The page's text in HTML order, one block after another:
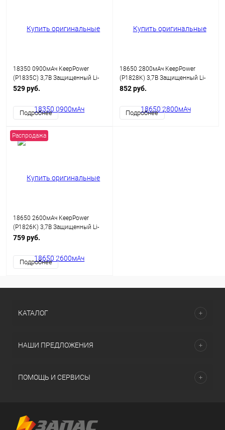
18350 0900мАч KeepPower
(P1835C) 3,7В Защищенный Li-
Ion аккумулятор
529 руб.
Подробнее
18650 2800мАч KeepPower
(P1828K) 3,7В Защищенный Li-
Ion аккумулятор
852 руб.
Подробнее
Распродажа
18650 2600мАч KeepPower
(P1826K) 3,7В Защищенный Li-
Ion аккумулятор
759 руб.
Подробнее
КАТАЛОГ
НАШИ ПРЕДЛОЖЕНИЯ
ПОМОЩЬ И СЕРВИСЫ